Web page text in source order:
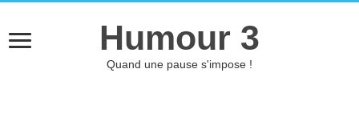
Humour 3
Quand une pause s'impose !